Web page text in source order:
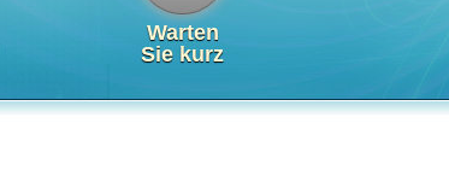
Warten
Sie kurz